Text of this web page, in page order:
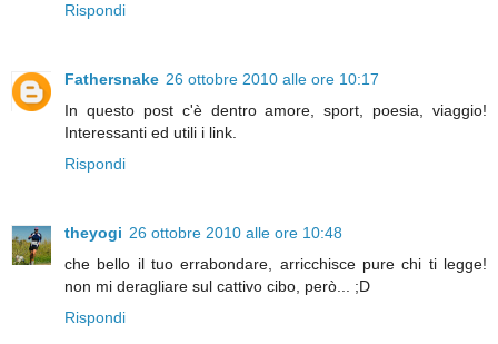
Rispondi
Fathersnake 26 ottobre 2010 alle ore 10:17
In questo post c'è dentro amore, sport, poesia, viaggio!
Interessanti ed utili i link.
Rispondi
theyogi 26 ottobre 2010 alle ore 10:48
che bello il tuo errabondare, arricchisce pure chi ti legge!
non mi deragliare sul cattivo cibo, però... ;D
Rispondi